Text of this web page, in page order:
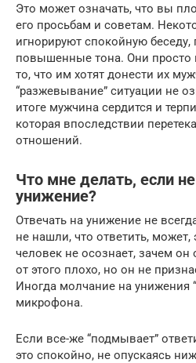
Это может означать, что вы
его просьбам и советам.
игнорируют спокойную беседу,
повышенные тона. Они просто
то, что им хотят донести их
“разжевывание” ситуации не
итоге мужчина сердится и
которая впоследствии
отношений.
Что мне делать, если
унижение?
Отвечать на унижение не
не нашли, что ответить, может,
человек не осознает, зачем он
от этого плохо, но он не
Иногда молчание на унижения
микрофона.
Если все-же “подмывает”
это спокойно, не опускаясь